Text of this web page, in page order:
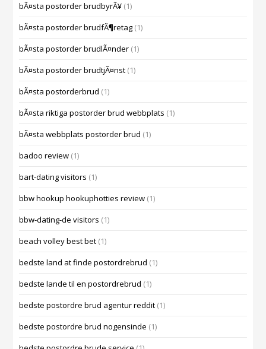
bÃ¤sta postorder brudbyrÃ¥ (1)
bÃ¤sta postorder brudfÃ¶retag (1)
bÃ¤sta postorder brudlÃ¤nder (1)
bÃ¤sta postorder brudtjÃ¤nst (1)
bÃ¤sta postorderbrud (1)
bÃ¤sta riktiga postorder brud webbplats (1)
bÃ¤sta webbplats postorder brud (1)
badoo review (1)
bart-dating visitors (1)
bbw hookup hookuphotties review (1)
bbw-dating-de visitors (1)
beach volley best bet (1)
bedste land at finde postordrebrud (1)
bedste lande til en postordrebrud (1)
bedste postordre brud agentur reddit (1)
bedste postordre brud nogensinde (1)